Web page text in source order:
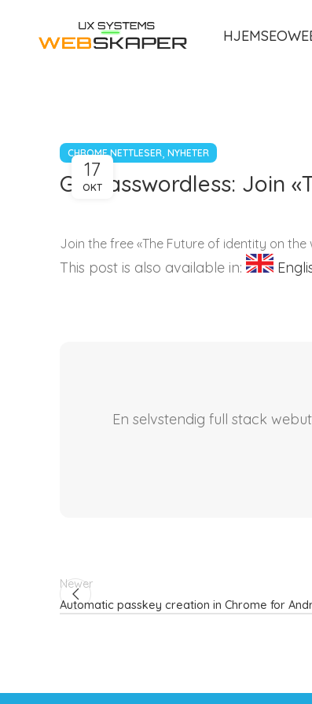
HJEMSEO
CHROME NETTLESER, NYHETER
Go passwordless: Join
17
OKT
Join the free «The Future of identity on the
This post is also available in:
En selvstendig full stack
Newer
Automatic passkey creation in Chrome for